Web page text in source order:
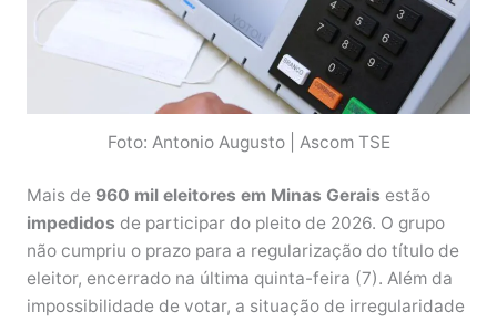
Foto: Antonio Augusto | Ascom TSE
Mais de960 mil eleitores em Minas Gerais estão
impedidos de participar do pleito de 2026. O grupo
não cumpriu o prazo para a regularização do título de
eleitor, encerrado na última quinta-feira (7). Além da
impossibilidade de votar, a situação de irregularidade